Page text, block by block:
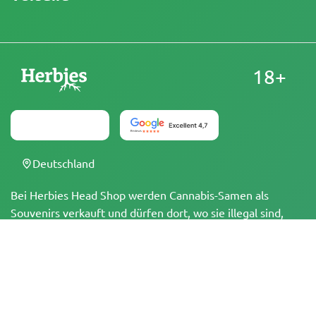
Bei Herbies Head Shop werden Cannabis-Samen als
Souvenirs verkauft und dürfen dort, wo sie illegal sind,
18+
Deutschland